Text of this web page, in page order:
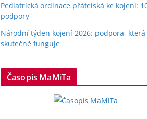
Pediatrická ordinace přátelská ke kojení:
podpory
Národní týden kojení 2026: podpora, která
skutečně funguje
Časopis MaMiTa